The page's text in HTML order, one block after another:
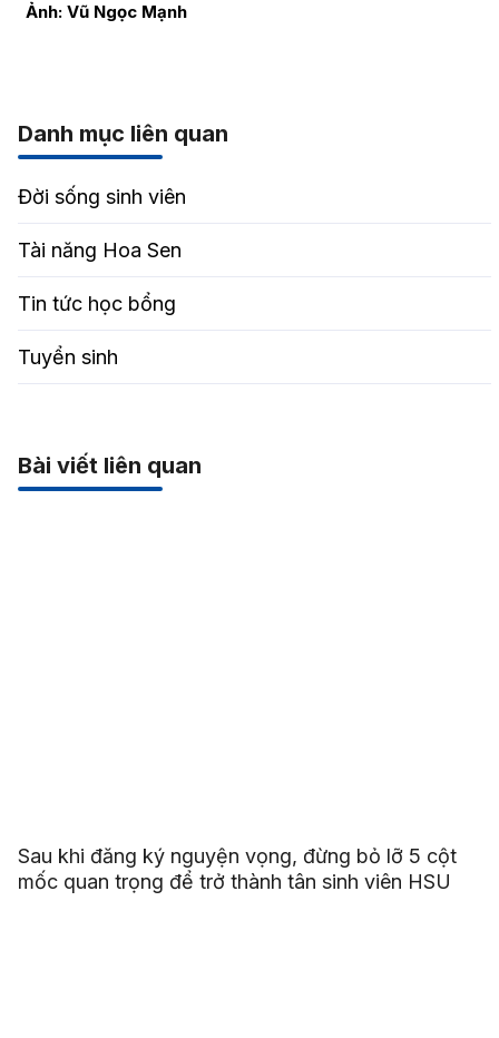
Ảnh: Vũ Ngọc Mạnh
Danh mục liên quan
Đời sống sinh viên
Tài năng Hoa Sen
Tin tức học bổng
Tuyển sinh
Bài viết liên quan
Sau khi đăng ký nguyện vọng, đừng bỏ lỡ 5 cột
mốc quan trọng để trở thành tân sinh viên HSU